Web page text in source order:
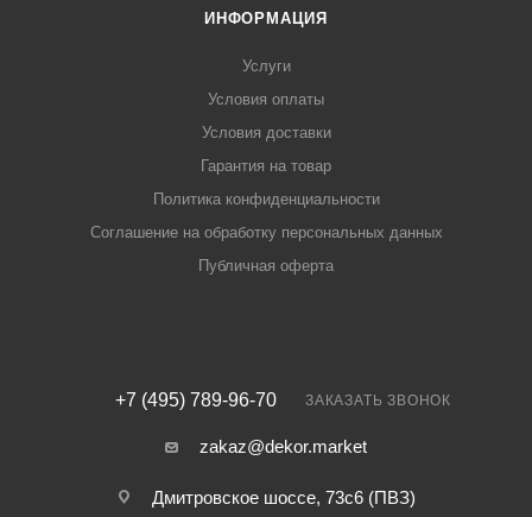
ИНФОРМАЦИЯ
Услуги
Условия оплаты
Условия доставки
Гарантия на товар
Политика конфиденциальности
Соглашение на обработку персональных данных
Публичная оферта
+7 (495) 789-96-70 ЗАКАЗАТЬ ЗВОНОК
zakaz@dekor.market
Дмитровское шоссе, 73с6 (ПВЗ)